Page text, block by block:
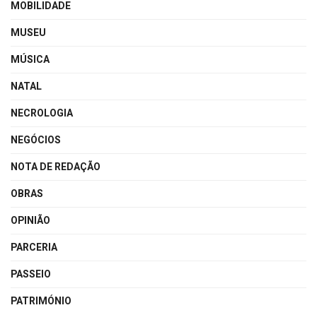
MOBILIDADE
MUSEU
MÚSICA
NATAL
NECROLOGIA
NEGÓCIOS
NOTA DE REDAÇÃO
OBRAS
OPINIÃO
PARCERIA
PASSEIO
PATRIMÓNIO